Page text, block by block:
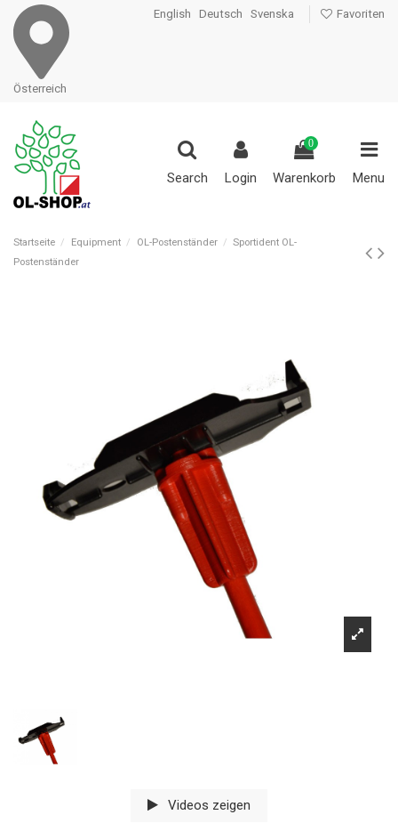
Österreich
English Deutsch Svenska Favoriten
Search Login
0
Warenkorb Menu
Startseite Equipment OL-Postenständer
Sportident OL-
Postenständer
Videos zeigen